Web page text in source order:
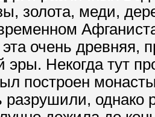
золота, меди,
очень древняя,
эры. Некогда тут
построен
разрушили, однако